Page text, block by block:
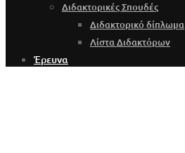
Διδακτορικές Σπουδές
Διδακτορικό δίπλωμα
Λίστα Διδακτόρων
Έρευνα